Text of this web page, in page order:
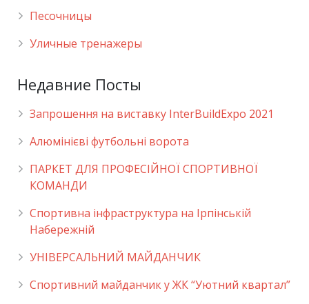
Песочницы
Уличные тренажеры
Недавние Посты
Запрошення на виставку InterBuildExpo 2021
Алюмінієві футбольні ворота
ПАРКЕТ ДЛЯ ПРОФЕСІЙНОЇ СПОРТИВНОЇ
КОМАНДИ
Спортивна інфраструктура на Ірпінській
Набережній
УНІВЕРСАЛЬНИЙ МАЙДАНЧИК
Cпортивний майданчик у ЖК “Уютний квартал”